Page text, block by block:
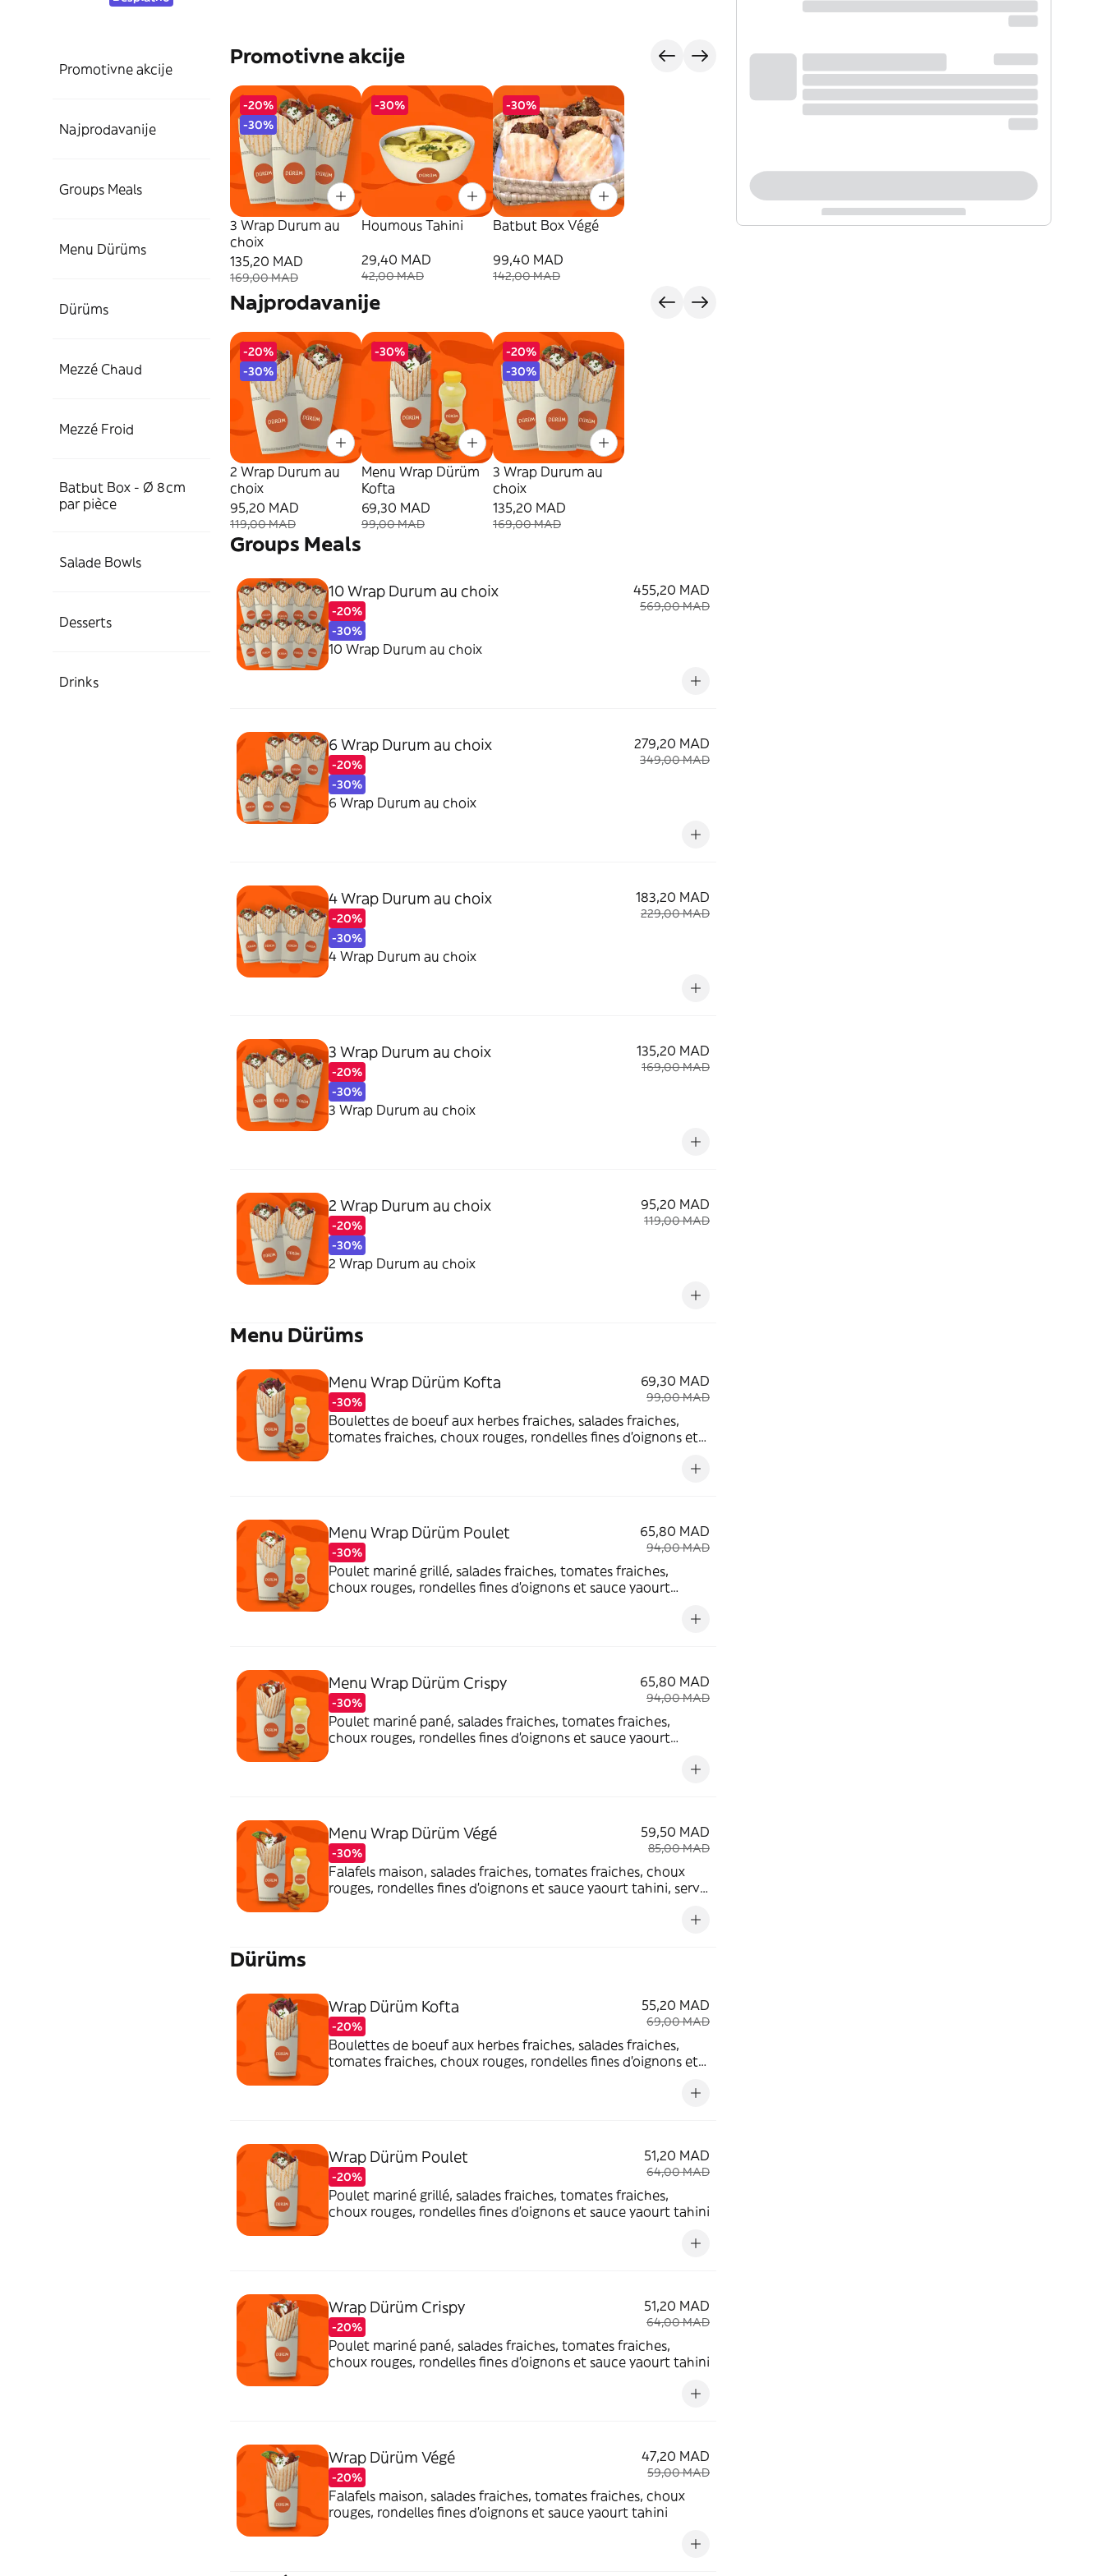
Promotivne akcije
Najprodavanije
Groups Meals
Menu Dürüms
Dürüms
Mezzé Chaud
Mezzé Froid
Batbut Box - Ø 8cm
par pièce
Salade Bowls
Desserts
Drinks
Promotivne akcije
-20%
-30%
3 Wrap Durum au
choix
135,20 MAD
169,00 MAD
-30%
Houmous Tahini
29,40 MAD
42,00 MAD
-30%
Batbut Box Végé
99,40 MAD
142,00 MAD
Najprodavanije
-20%
-30%
2 Wrap Durum au
choix
95,20 MAD
119,00 MAD
-30%
Menu Wrap Dürüm
Kofta
69,30 MAD
99,00 MAD
-20%
-30%
3 Wrap Durum au
choix
135,20 MAD
169,00 MAD
Groups Meals
10 Wrap Durum au choix
-20%
-30%
455,20 MAD
569,00 MAD
10 Wrap Durum au choix
6 Wrap Durum au choix
-20%
-30%
279,20 MAD
349,00 MAD
6 Wrap Durum au choix
4 Wrap Durum au choix
-20%
-30%
183,20 MAD
229,00 MAD
4 Wrap Durum au choix
3 Wrap Durum au choix
-20%
-30%
135,20 MAD
169,00 MAD
3 Wrap Durum au choix
2 Wrap Durum au choix
-20%
-30%
95,20 MAD
119,00 MAD
2 Wrap Durum au choix
Menu Dürüms
Menu Wrap Dürüm Kofta
-30%
69,30 MAD
99,00 MAD
Boulettes de boeuf aux herbes fraiches, salades fraiches,
tomates fraiches, choux rouges, rondelles fines d'oignons et
Menu Wrap Dürüm Poulet
-30%
65,80 MAD
94,00 MAD
Poulet mariné grillé, salades fraiches, tomates fraiches,
choux rouges, rondelles fines d'oignons et sauce yaourt
Menu Wrap Dürüm Crispy
-30%
65,80 MAD
94,00 MAD
Poulet mariné pané, salades fraiches, tomates fraiches,
choux rouges, rondelles fines d'oignons et sauce yaourt
Menu Wrap Dürüm Végé
-30%
59,50 MAD
85,00 MAD
Falafels maison, salades fraiches, tomates fraiches, choux
rouges, rondelles fines d'oignons et sauce yaourt tahini, servi
Dürüms
Wrap Dürüm Kofta
-20%
55,20 MAD
69,00 MAD
Boulettes de boeuf aux herbes fraiches, salades fraiches,
tomates fraiches, choux rouges, rondelles fines d'oignons et
Wrap Dürüm Poulet
-20%
51,20 MAD
64,00 MAD
Poulet mariné grillé, salades fraiches, tomates fraiches,
choux rouges, rondelles fines d'oignons et sauce yaourt tahini
Wrap Dürüm Crispy
-20%
51,20 MAD
64,00 MAD
Poulet mariné pané, salades fraiches, tomates fraiches,
choux rouges, rondelles fines d'oignons et sauce yaourt tahini
Wrap Dürüm Végé
-20%
47,20 MAD
59,00 MAD
Falafels maison, salades fraiches, tomates fraiches, choux
rouges, rondelles fines d'oignons et sauce yaourt tahini